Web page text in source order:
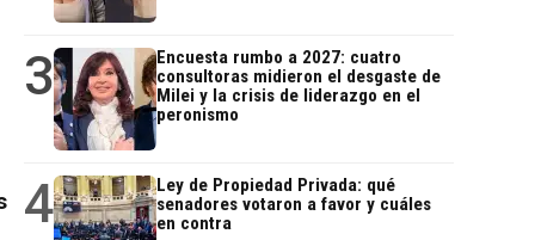
3
Encuesta rumbo a 2027: cuatro
consultoras midieron el desgaste de
Milei y la crisis de liderazgo en el
peronismo
4
Ley de Propiedad Privada: qué
senadores votaron a favor y cuáles
en contra